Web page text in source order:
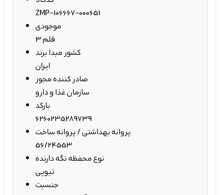
ZMP-106667-000651
موجودی
3 قلم
کشور مبدا برند
ایران
صادر کننده مجوز
سازمان غذا و دارو
بارکد
6260235289739
پروانه بهداشتی / پروانه ساخت
56/24553
نوع محفظه نگه دارنده
تیوپی
جنسیت